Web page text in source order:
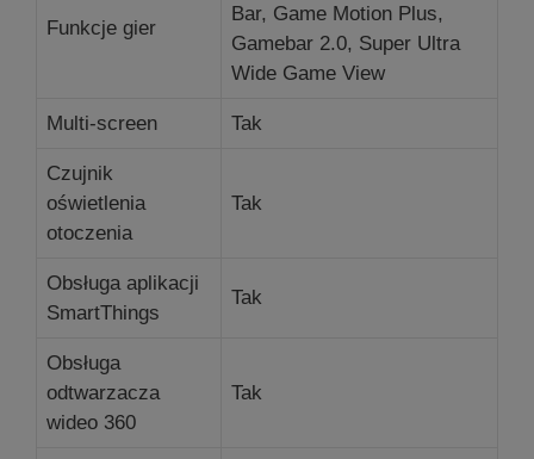
Funkcje gier
Bar, Game Motion Plus,
Gamebar 2.0, Super Ultra
Wide Game View
Multi-screen Tak
Czujnik
oświetlenia
otoczenia
Tak
Obsługa aplikacji
SmartThings
Tak
Obsługa
odtwarzacza
wideo 360
Tak